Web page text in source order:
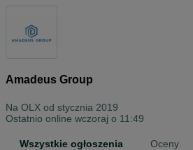
Amadeus Group
Na OLX od stycznia 2019
Ostatnio online wczoraj o 11:49
Wszystkie ogłoszenia Oceny